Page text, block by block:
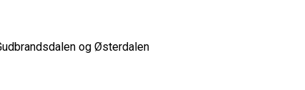
og Østerdalen